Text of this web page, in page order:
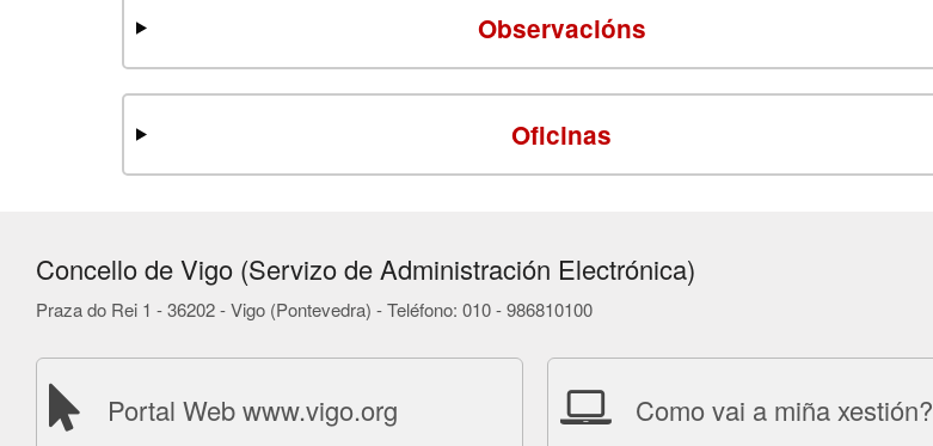
Observacións
Oficinas
Concello de Vigo (Servizo de Administración Electrónica)
Praza do Rei 1 - 36202 - Vigo (Pontevedra) - Teléfono: 010 - 986810100
Portal Web www.vigo.org Como vai a miña xestión?